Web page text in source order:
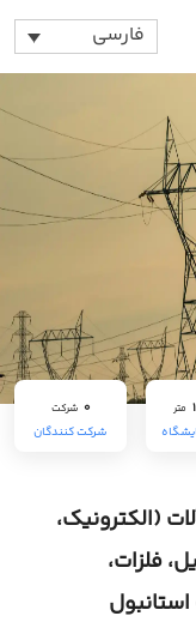
فارسی
متر 0 شرکت
شرکت کنندگان
(الکترونیک،
فلزات،